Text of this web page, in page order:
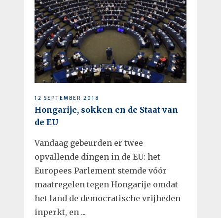
12 SEPTEMBER 2018
Hongarije, sokken en de Staat van
de EU
Vandaag gebeurden er twee
opvallende dingen in de EU: het
Europees Parlement stemde vóór
maatregelen tegen Hongarije omdat
het land de democratische vrijheden
inperkt, en ...